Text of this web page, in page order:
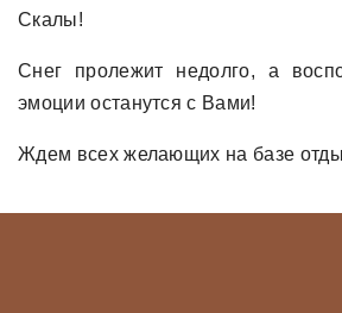
Скалы!
Снег пролежит недолго, а
эмоции останутся с Вами!
Ждем всех желающих на базе